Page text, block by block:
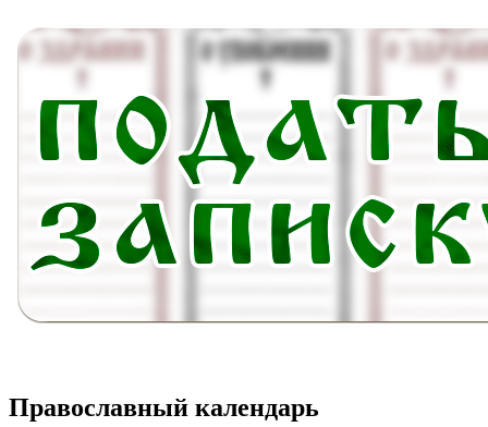
Православный календарь